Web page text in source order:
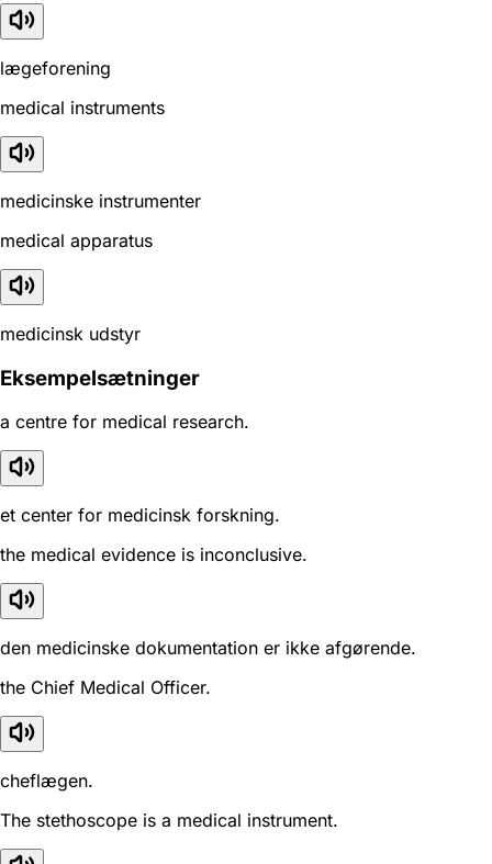
lægeforening
medical instruments
medicinske instrumenter
medical apparatus
medicinsk udstyr
Eksempelsætninger
a centre for medical research.
et center for medicinsk forskning.
the medical evidence is inconclusive.
den medicinske dokumentation er ikke afgørende.
the Chief Medical Officer.
cheflægen.
The stethoscope is a medical instrument.